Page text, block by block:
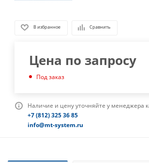
В избранное Сравнить
Цена по запросу
Под заказ
Наличие и цену уточняйте у менеджера
+7 (812) 325 36 85
info@mt-system.ru